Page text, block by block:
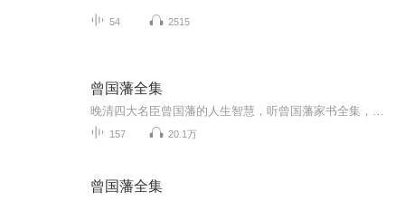
54 2515
曾国藩全集
157 20.1万
曾国藩全集